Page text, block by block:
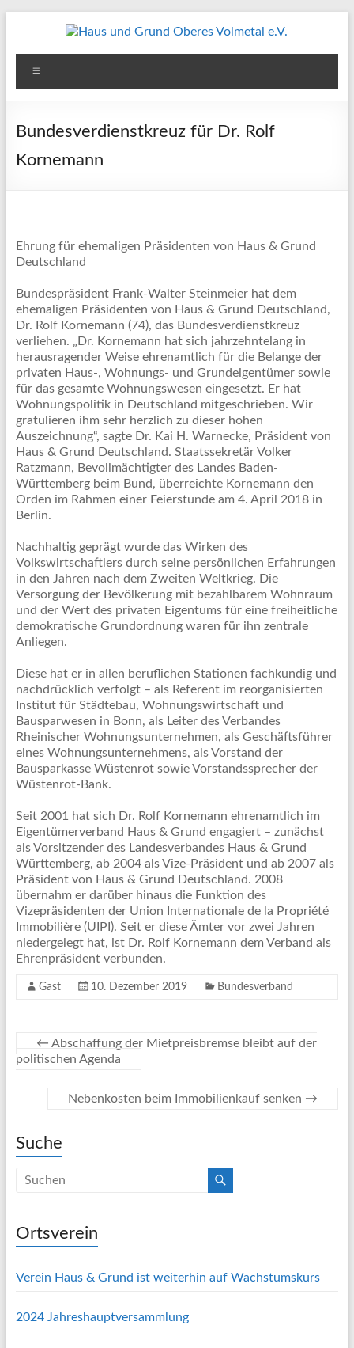
Haus
und
Grund
Oberes
Bundesverdienstkreuz für Dr. Rolf
Kornemann
Ehrung für ehemaligen Präsidenten von Haus & Grund
Deutschland
Bundespräsident Frank-Walter Steinmeier hat dem
ehemaligen Präsidenten von Haus & Grund Deutschland,
Dr. Rolf Kornemann (74), das Bundesverdienstkreuz
verliehen. „Dr. Kornemann hat sich jahrzehntelang in
herausragender Weise ehrenamtlich für die Belange der
privaten Haus-, Wohnungs- und Grundeigentümer sowie
für das gesamte Wohnungswesen eingesetzt. Er hat
Wohnungspolitik in Deutschland mitgeschrieben. Wir
gratulieren ihm sehr herzlich zu dieser hohen
Auszeichnung“, sagte Dr. Kai H. Warnecke, Präsident von
Haus & Grund Deutschland. Staatssekretär Volker
Ratzmann, Bevollmächtigter des Landes Baden-
Württemberg beim Bund, überreichte Kornemann den
Orden im Rahmen einer Feierstunde am 4. April 2018 in
Berlin.
Nachhaltig geprägt wurde das Wirken des
Volkswirtschaftlers durch seine persönlichen Erfahrungen
in den Jahren nach dem Zweiten Weltkrieg. Die
Versorgung der Bevölkerung mit bezahlbarem Wohnraum
und der Wert des privaten Eigentums für eine freiheitliche
demokratische Grundordnung waren für ihn zentrale
Anliegen.
Diese hat er in allen beruflichen Stationen fachkundig und
nachdrücklich verfolgt – als Referent im reorganisierten
Institut für Städtebau, Wohnungswirtschaft und
Bausparwesen in Bonn, als Leiter des Verbandes
Rheinischer Wohnungsunternehmen, als Geschäftsführer
eines Wohnungsunternehmens, als Vorstand der
Bausparkasse Wüstenrot sowie Vorstandssprecher der
Wüstenrot-Bank.
Seit 2001 hat sich Dr. Rolf Kornemann ehrenamtlich im
Eigentümerverband Haus & Grund engagiert – zunächst
als Vorsitzender des Landesverbandes Haus & Grund
Württemberg, ab 2004 als Vize-Präsident und ab 2007 als
Präsident von Haus & Grund Deutschland. 2008
übernahm er darüber hinaus die Funktion des
Vizepräsidenten der Union Internationale de la Propriété
Immobilière (UIPI). Seit er diese Ämter vor zwei Jahren
niedergelegt hat, ist Dr. Rolf Kornemann dem Verband als
Ehrenpräsident verbunden.
Gast 10. Dezember 2019 Bundesverband
← Abschaffung der Mietpreisbremse bleibt auf der
politischen Agenda
Nebenkosten beim Immobilienkauf senken →
Suche
Ortsverein
Verein Haus & Grund ist weiterhin auf Wachstumskurs
2024 Jahreshauptversammlung